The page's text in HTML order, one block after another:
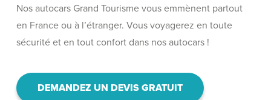
Nos autocars Grand Tourisme vous emmènent partout
en France ou à l’étranger. Vous voyagerez en toute
sécurité et en tout confort dans nos autocars !
DEMANDEZ UN DEVIS GRATUIT